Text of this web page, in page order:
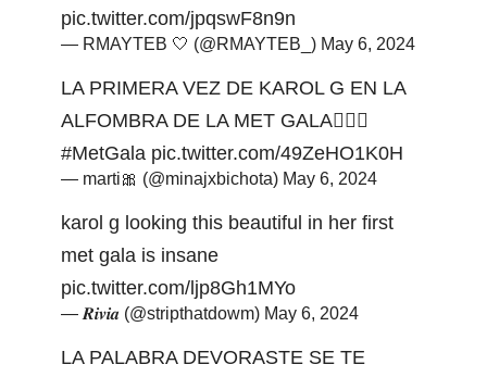
pic.twitter.com/jpqswF8n9n
— RMAYTEB 🤍 (@RMAYTEB_) May 6, 2024
LA PRIMERA VEZ DE KAROL G EN LA
ALFOMBRA DE LA MET GALA🧝🏼‍♀️
#MetGala pic.twitter.com/49ZeHO1K0H
— marti🎀 (@minajxbichota) May 6, 2024
karol g looking this beautiful in her first
met gala is insane
pic.twitter.com/ljp8Gh1MYo
— 𝑹𝒊𝒗𝒊𝒂 (@stripthatdowm) May 6, 2024
LA PALABRA DEVORASTE SE TE